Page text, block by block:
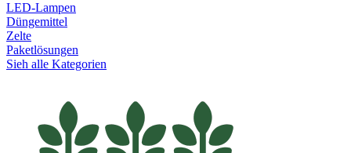
LED-Lampen
Düngemittel
Zelte
Paketlösungen
Sieh alle Kategorien